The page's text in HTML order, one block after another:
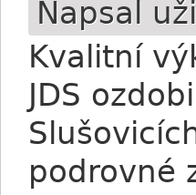
Napsal
Kvalitní
JDS
podrovné